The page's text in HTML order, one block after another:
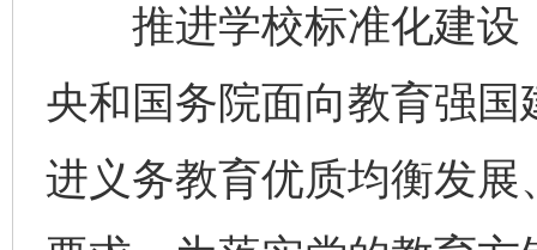
推进学校标准化建设
央和国务院面向教育强
进义务教育优质均衡发